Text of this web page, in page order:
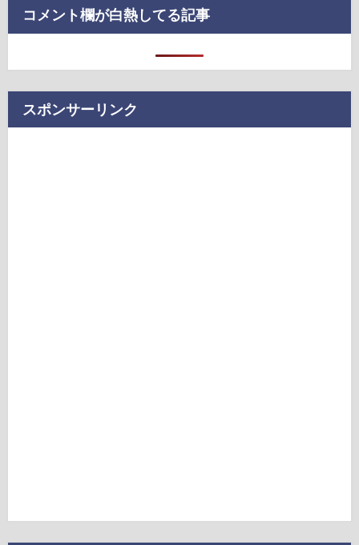
コメント欄が白熱してる記事
スポンサーリンク